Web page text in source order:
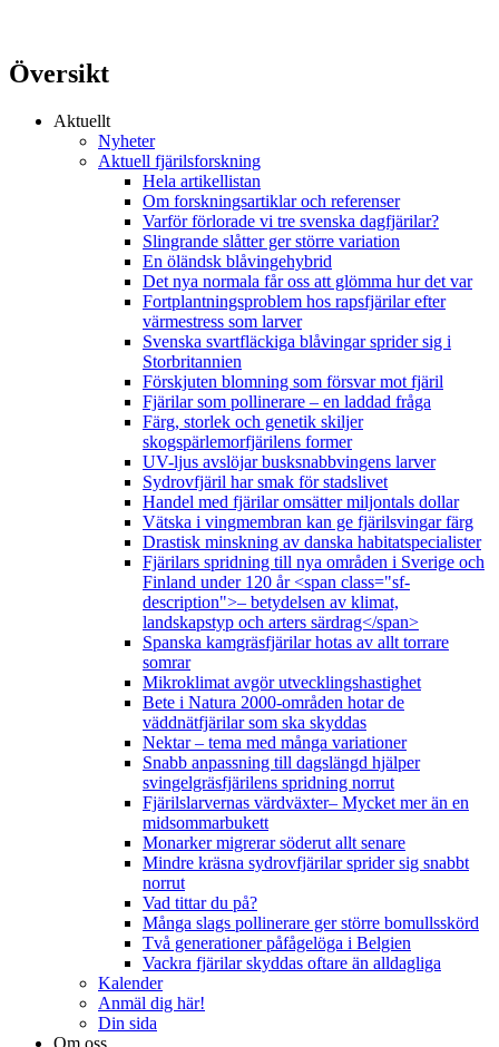
Översikt
Aktuellt
Nyheter
Aktuell fjärilsforskning
Hela artikellistan
Om forskningsartiklar och referenser
Varför förlorade vi tre svenska dagfjärilar?
Slingrande slåtter ger större variation
En öländsk blåvingehybrid
Det nya normala får oss att glömma hur det var
Fortplantningsproblem hos rapsfjärilar efter
värmestress som larver
Svenska svartfläckiga blåvingar sprider sig i
Storbritannien
Förskjuten blomning som försvar mot fjäril
Fjärilar som pollinerare – en laddad fråga
Färg, storlek och genetik skiljer
skogspärlemorfjärilens former
UV-ljus avslöjar busksnabbvingens larver
Sydrovfjäril har smak för stadslivet
Handel med fjärilar omsätter miljontals dollar
Vätska i vingmembran kan ge fjärilsvingar färg
Drastisk minskning av danska habitatspecialister
Fjärilars spridning till nya områden i Sverige och
Finland under 120 år <span class="sf-
description">– betydelsen av klimat,
landskapstyp och arters särdrag</span>
Spanska kamgräsfjärilar hotas av allt torrare
somrar
Mikroklimat avgör utvecklingshastighet
Bete i Natura 2000-områden hotar de
väddnätfjärilar som ska skyddas
Nektar – tema med många variationer
Snabb anpassning till dagslängd hjälper
svingelgräsfjärilens spridning norrut
Fjärilslarvernas värdväxter– Mycket mer än en
midsommarbukett
Monarker migrerar söderut allt senare
Mindre kräsna sydrovfjärilar sprider sig snabbt
norrut
Vad tittar du på?
Många slags pollinerare ger större bomullsskörd
Två generationer påfågelöga i Belgien
Vackra fjärilar skyddas oftare än alldagliga
Kalender
Anmäl dig här!
Din sida